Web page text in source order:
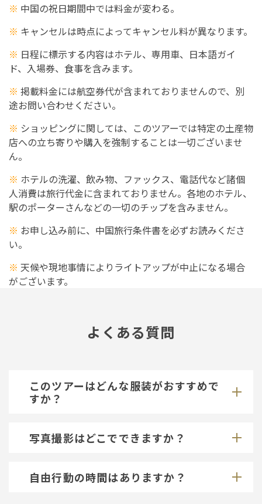
※ 中国の祝日期間中では料金が変わる。
※ キャンセルは時点によってキャンセル料が異なります。
※ 日程に標示する内容はホテル、専用車、日本語ガイ
ド、入場券、食事を含みます。
※ 掲載料金には航空券代が含まれておりませんので、別
途お問い合わせください。
※ ショッピングに関しては、このツアーでは特定の土産物
店への立ち寄りや購入を強制することは一切ございませ
ん。
※ ホテルの洗濯、飲み物、ファックス、電話代など諸個
人消費は旅行代金に含まれておりません。各地のホテル、
駅のポーターさんなどの一切のチップを含みません。
※ お申し込み前に、中国旅行条件書を必ずお読みくださ
い。
※ 天候や現地事情によりライトアップが中止になる場合
がございます。
よくある質問
このツアーはどんな服装がおすすめで
すか？
写真撮影はどこでできますか？
自由行動の時間はありますか？